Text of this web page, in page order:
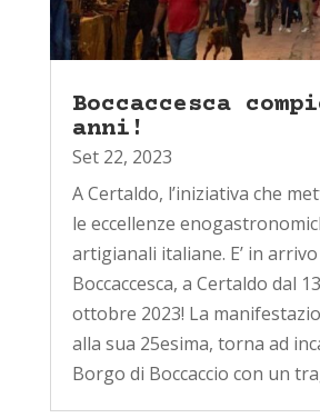
Boccaccesca
anni!
Set 22, 2023
A Certaldo, l’iniziativa che
le eccellenze
artigianali italiane. E’ in arrivo
Boccaccesca, a Certaldo dal
ottobre 2023! La
alla sua 25esima, torna ad
Borgo di Boccaccio con un